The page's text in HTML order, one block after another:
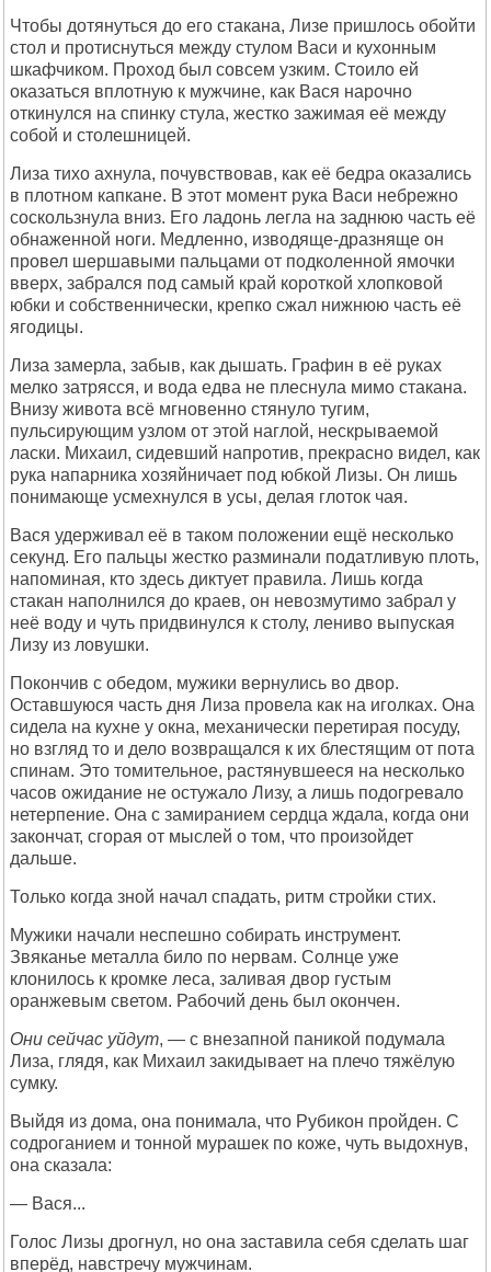
Чтобы дотянуться до его стакана, Лизе пришлось обойти
стол и протиснуться между стулом Васи и кухонным
шкафчиком. Проход был совсем узким. Стоило ей
оказаться вплотную к мужчине, как Вася нарочно
откинулся на спинку стула, жестко зажимая её между
собой и столешницей.
Лиза тихо ахнула, почувствовав, как её бедра оказались
в плотном капкане. В этот момент рука Васи небрежно
соскользнула вниз. Его ладонь легла на заднюю часть её
обнаженной ноги. Медленно, изводяще-дразняще он
провел шершавыми пальцами от подколенной ямочки
вверх, забрался под самый край короткой хлопковой
юбки и собственнически, крепко сжал нижнюю часть её
ягодицы.
Лиза замерла, забыв, как дышать. Графин в её руках
мелко затрясся, и вода едва не плеснула мимо стакана.
Внизу живота всё мгновенно стянуло тугим,
пульсирующим узлом от этой наглой, нескрываемой
ласки. Михаил, сидевший напротив, прекрасно видел, как
рука напарника хозяйничает под юбкой Лизы. Он лишь
понимающе усмехнулся в усы, делая глоток чая.
Вася удерживал её в таком положении ещё несколько
секунд. Его пальцы жестко разминали податливую плоть,
напоминая, кто здесь диктует правила. Лишь когда
стакан наполнился до краев, он невозмутимо забрал у
неё воду и чуть придвинулся к столу, лениво выпуская
Лизу из ловушки.
Покончив с обедом, мужики вернулись во двор.
Оставшуюся часть дня Лиза провела как на иголках. Она
сидела на кухне у окна, механически перетирая посуду,
но взгляд то и дело возвращался к их блестящим от пота
спинам. Это томительное, растянувшееся на несколько
часов ожидание не остужало Лизу, а лишь подогревало
нетерпение. Она с замиранием сердца ждала, когда они
закончат, сгорая от мыслей о том, что произойдет
дальше.
Только когда зной начал спадать, ритм стройки стих.
Мужики начали неспешно собирать инструмент.
Звяканье металла било по нервам. Солнце уже
клонилось к кромке леса, заливая двор густым
оранжевым светом. Рабочий день был окончен.
Они сейчас уйдут, — с внезапной паникой подумала
Лиза, глядя, как Михаил закидывает на плечо тяжёлую
сумку.
Выйдя из дома, она понимала, что Рубикон пройден. С
содроганием и тонной мурашек по коже, чуть выдохнув,
она сказала:
— Вася...
Голос Лизы дрогнул, но она заставила себя сделать шаг
вперёд, навстречу мужчинам.